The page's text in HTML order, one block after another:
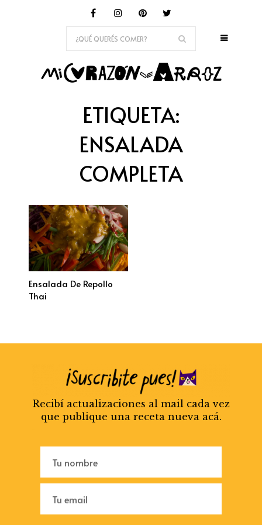
ETIQUETA:
ENSALADA
COMPLETA
Ensalada De Repollo
Thai
Recibí actualizaciones al mail cada vez
que publique una receta nueva acá.